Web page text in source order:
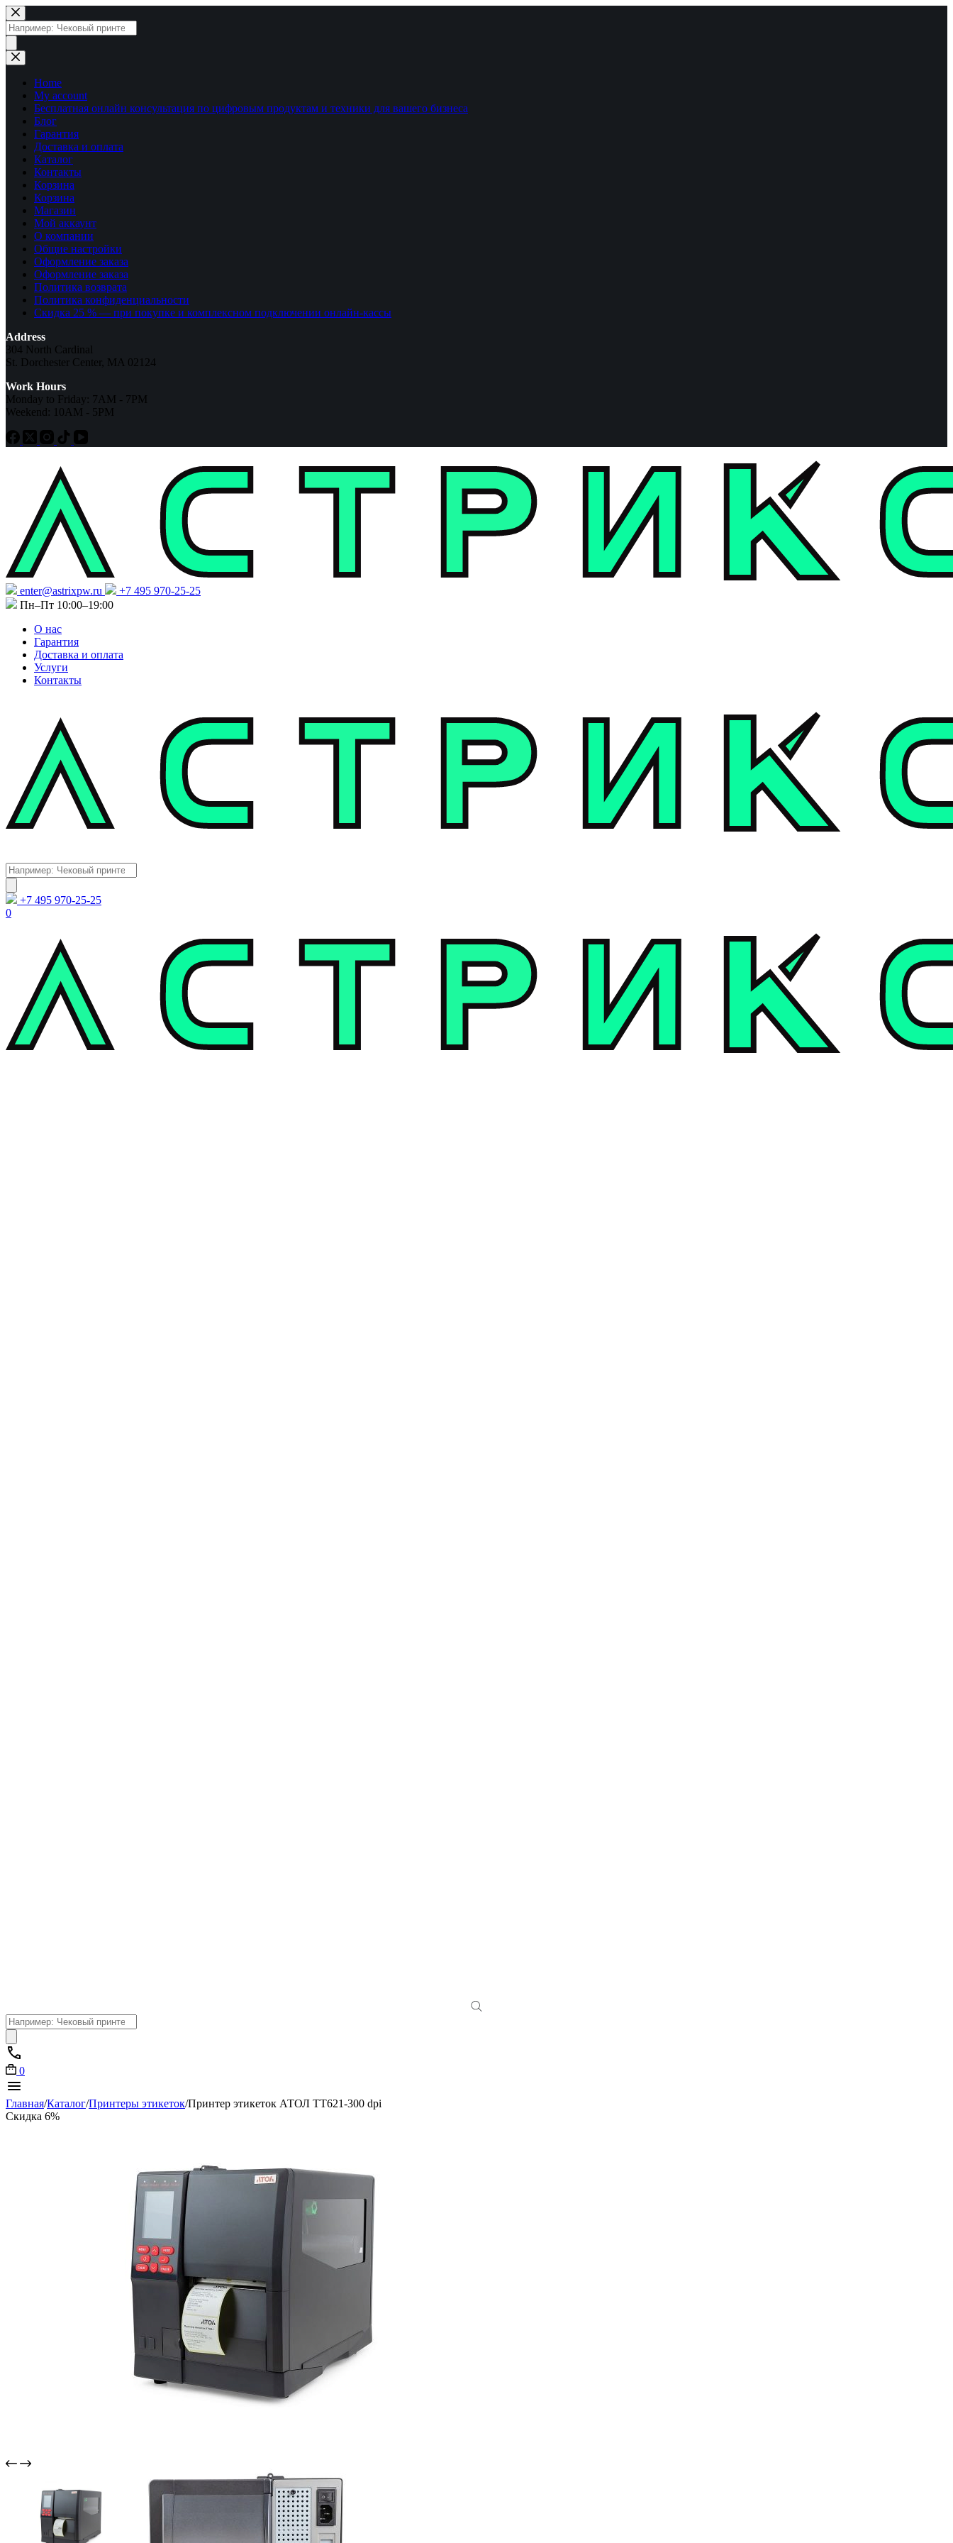
Перейти
к
сути
Поиск
товаров
Home
My account
Бесплатная онлайн консультация по цифровым продуктам и техники для вашего бизнеса
Блог
Гарантия
Доставка и оплата
Каталог
Контакты
Корзина
Корзина
Магазин
Мой аккаунт
О компании
Общие настройки
Оформление заказа
Оформление заказа
Политика возврата
Политика конфиденциальности
Скидка 25 % — при покупке и комплексном подключении онлайн-кассы
Address
304 North Cardinal
St. Dorchester Center, MA 02124
Work Hours
Monday to Friday: 7AM - 7PM
Weekend: 10AM - 5PM
enter@astrixpw.ru
+7 495 970-25-25
Пн–Пт 10:00–19:00
О нас
Гарантия
Доставка и оплата
Услуги
Контакты
Поиск
товаров
+7 495 970-25-25
0
Поиск
товаров
0
Главная/Каталог/Принтеры этикеток/Принтер этикеток АТОЛ ТТ621-300 dpi
Скидка 6%